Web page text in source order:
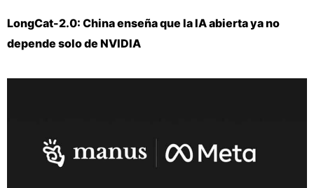
LongCat-2.0: China enseña que la IA abierta ya no
depende solo de NVIDIA